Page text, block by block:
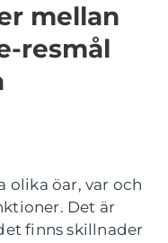
mellan
resmål
olika öar, var och
Det är
finns skillnader